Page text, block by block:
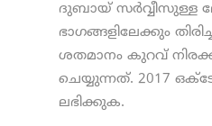
ദുബായ് സര്‍വ്വീസുള്ള
ഭാഗങ്ങളിലേക്കും
ശതമാനം കുറവ്
ചെയ്യുന്നത്. 2017
ലഭിക്കുക.